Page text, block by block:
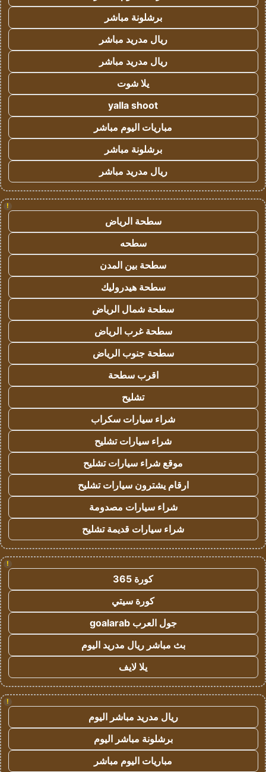
برشلونة مباشر
ريال مدريد مباشر
ريال مدريد مباشر
يلا شوت
yalla shoot
مباريات اليوم مباشر
برشلونة مباشر
ريال مدريد مباشر
!
سطحة الرياض
سطحه
سطحة بين المدن
سطحة هيدروليك
سطحة شمال الرياض
سطحة غرب الرياض
سطحة جنوب الرياض
اقرب سطحة
تشليح
شراء سيارات سكراب
شراء سيارات تشليح
موقع شراء سيارات تشليح
ارقام يشترون سيارات تشليح
شراء سيارات مصدومة
شراء سيارات قديمة تشليح
!
كورة 365
كورة سيتي
جول العرب goalarab
بث مباشر ريال مدريد اليوم
يلا لايف
!
ريال مدريد مباشر اليوم
برشلونة مباشر اليوم
مباريات اليوم مباشر